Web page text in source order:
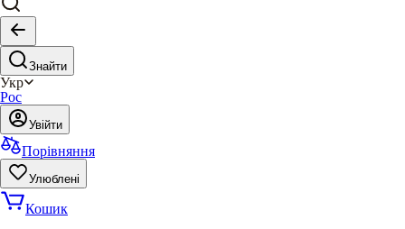
Знайти
Укр
Рос
Увійти
Порівняння
Улюблені
Кошик